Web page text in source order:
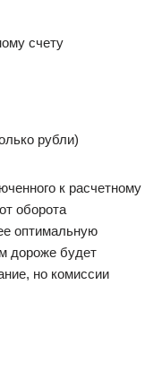
счету
рубли)
к расчетному
оборота
оптимальную
дороже будет
но комиссии